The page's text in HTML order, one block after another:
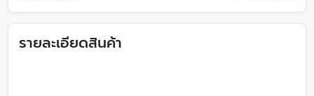
รายละเอียดสินค้า